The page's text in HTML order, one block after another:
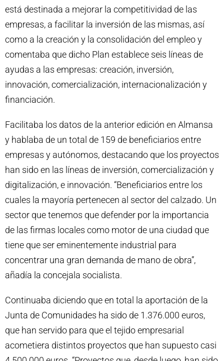
está destinada a mejorar la competitividad de las
empresas, a facilitar la inversión de las mismas, así
como a la creación y la consolidación del empleo y
comentaba que dicho Plan establece seis líneas de
ayudas a las empresas: creación, inversión,
innovación, comercialización, internacionalización y
financiación.
Facilitaba los datos de la anterior edición en Almansa
y hablaba de un total de 159 de beneficiarios entre
empresas y autónomos, destacando que los proyectos
han sido en las líneas de inversión, comercialización y
digitalización, e innovación. “Beneficiarios entre los
cuales la mayoría pertenecen al sector del calzado. Un
sector que tenemos que defender por la importancia
de las firmas locales como motor de una ciudad que
tiene que ser eminentemente industrial para
concentrar una gran demanda de mano de obra”,
añadía la concejala socialista.
Continuaba diciendo que en total la aportación de la
Junta de Comunidades ha sido de 1.376.000 euros,
que han servido para que el tejido empresarial
acometiera distintos proyectos que han supuesto casi